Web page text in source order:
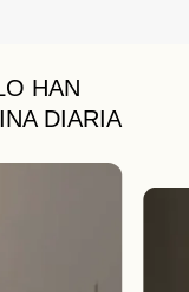
HAN
DIARIA